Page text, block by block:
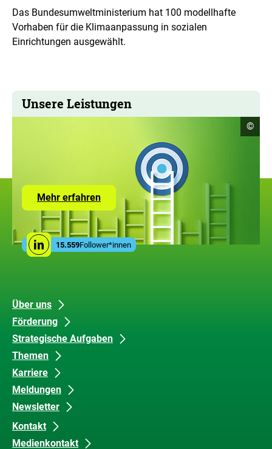
Das Bundesumweltministerium hat 100 modellhafte
Vorhaben für die Klimaanpassung in sozialen
Einrichtungen ausgewählt.
Unsere Leistungen
Mehr erfahrenZur
Seite
den
Leistungen
der
ZUG
Social
MediaLinkedin
15.559Follower*innen
©
Unsere
Inhalte
Über uns
Förderung
Strategische Aufgaben
Themen
Karriere
Meldungen
Newsletter
Datenschutz
und
Barrierefreiheit
Kontakt
Medienkontakt